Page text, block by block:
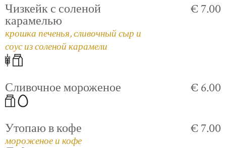
Чизкейк с соленой
карамелью
крошка печенья, сливочный сыр и
соус из соленой карамели
€ 7.00
Сливочное мороженое € 6.00
Утопаю в кофе
мороженое и кофе
€ 7.00